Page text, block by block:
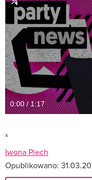
0:00 / 1:17
x
Iwona Piech
Opublikowano: